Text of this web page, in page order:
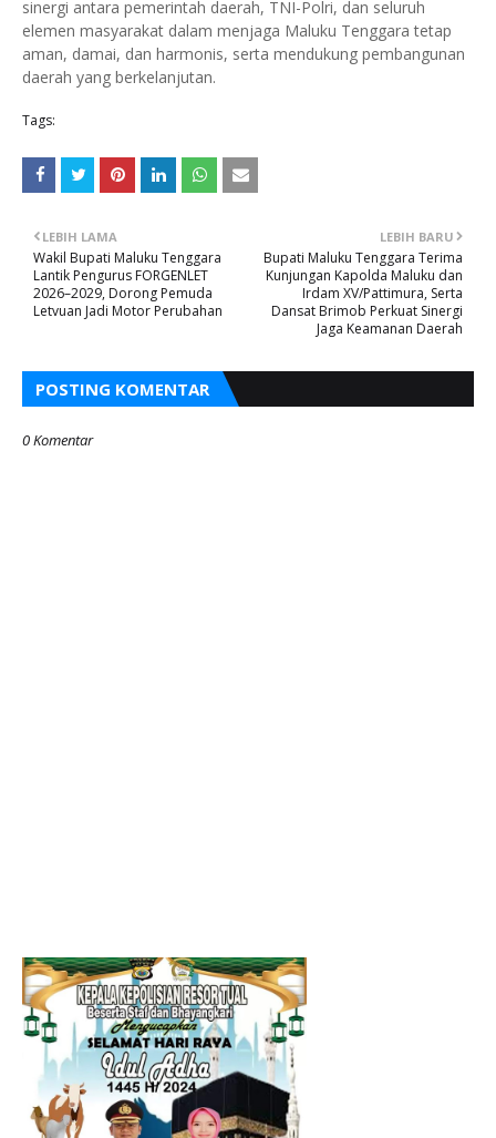
sinergi antara pemerintah daerah, TNI-Polri, dan seluruh
elemen masyarakat dalam menjaga Maluku Tenggara tetap
aman, damai, dan harmonis, serta mendukung pembangunan
daerah yang berkelanjutan.
Tags:
LEBIH BARU
Bupati Maluku Tenggara Terima
Kunjungan Kapolda Maluku dan
Irdam XV/Pattimura, Serta
Dansat Brimob Perkuat Sinergi
Jaga Keamanan Daerah
LEBIH LAMA
Wakil Bupati Maluku Tenggara
Lantik Pengurus FORGENLET
2026–2029, Dorong Pemuda
Letvuan Jadi Motor Perubahan
POSTING KOMENTAR
0 Komentar